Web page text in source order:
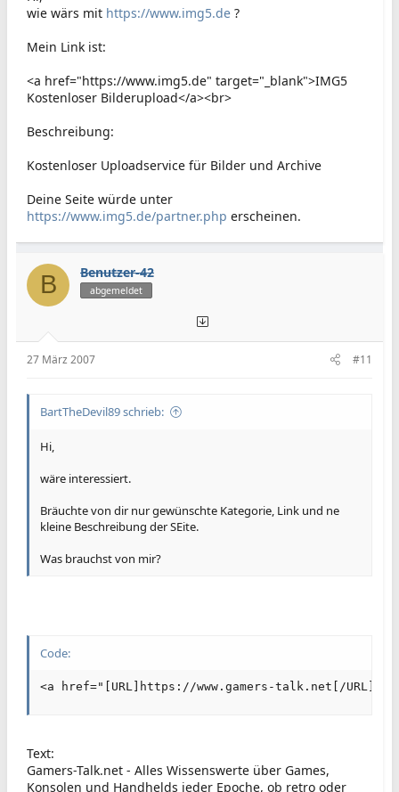
wie wärs mit https://www.img5.de ?
Mein Link ist:
<a href="https://www.img5.de" target="_blank">IMG5
Kostenloser Bilderupload</a><br>
Beschreibung:
Kostenloser Uploadservice für Bilder und Archive
Deine Seite würde unter
https://www.img5.de/partner.php erscheinen.
B Benutzer-42
abgemeldet
27 März 2007 #11
BartTheDevil89 schrieb:
Hi,
wäre interessiert.
Bräuchte von dir nur gewünschte Kategorie, Link und ne
kleine Beschreibung der SEite.
Was brauchst von mir?
Code:
<a href="[URL]https://www.gamers-talk.net[/URL]"
Text:
Gamers-Talk.net - Alles Wissenswerte über Games,
Konsolen und Handhelds jeder Epoche, ob retro oder